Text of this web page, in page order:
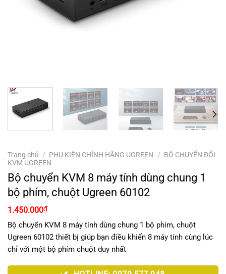
Trang chủ / PHỤ KIỆN CHÍNH HÃNG UGREEN / BỘ CHUYỂN ĐỔI
KVM UGREEN
Bộ chuyển KVM 8 máy tính dùng chung 1
bộ phím, chuột Ugreen 60102
1.450.000₫
Bộ chuyển KVM 8 máy tính dùng chung 1 bộ phím, chuột
Ugreen 60102 thiết bị giúp bạn điều khiển 8 máy tính cùng lúc
chỉ với một bộ phím chuột duy nhất